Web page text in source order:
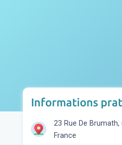
Informations
23 Rue De
France